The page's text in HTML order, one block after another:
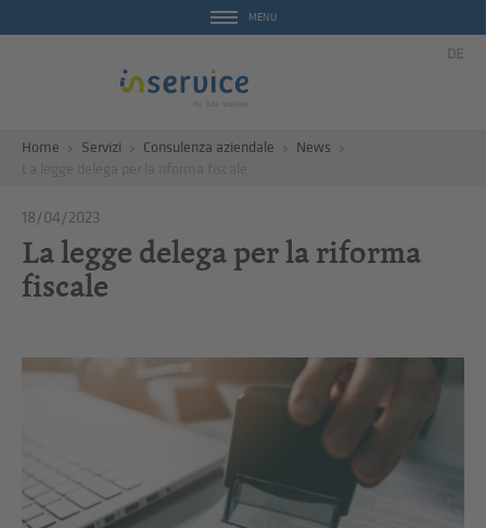
MENU
DE
Home Servizi Consulenza aziendale
News
18/04/2023
La legge delega per la riforma
fiscale